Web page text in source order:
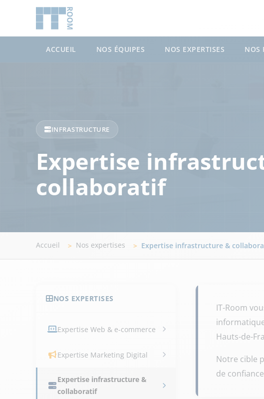
ACCUEIL NOS ÉQUIPES NOS EXPERTISES NOS
INFRASTRUCTURE
Expertise
collaboratif
Accueil Nos expertises Expertise infrastructure &
NOS EXPERTISES
Expertise Web & e-commerce
Expertise Marketing Digital
Expertise infrastructure &
collaboratif
IT-Room
Hauts-de-
Notre cible
de